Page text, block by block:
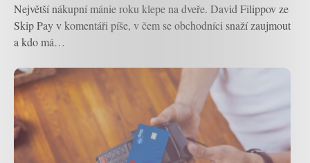
Největší nákupní mánie roku klepe na dveře. David Filippov ze
Skip Pay v komentáři píše, v čem se obchodníci snaží zaujmout
a kdo má…